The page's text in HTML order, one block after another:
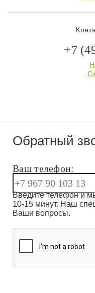
+7
Обратный
Ваш телефон:
Введите телефон и
10-15 минут. Наш
Ваши вопросы.